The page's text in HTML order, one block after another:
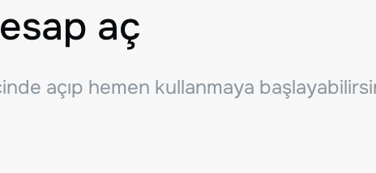
aç
açıp hemen kullanmaya